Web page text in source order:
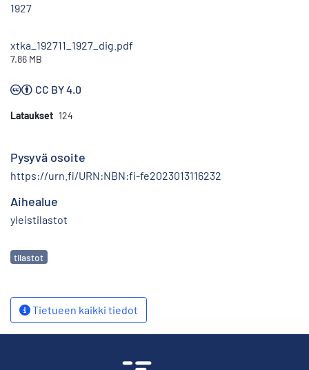
1927
xtka_192711_1927_dig.pdf
7.86 MB
CC BY 4.0
Lataukset 124
Pysyvä osoite
https://urn.fi/URN:NBN:fi-fe2023013116232
Aihealue
yleistilastot
Avainsanat
tilastot
Tietueen kaikki tiedot